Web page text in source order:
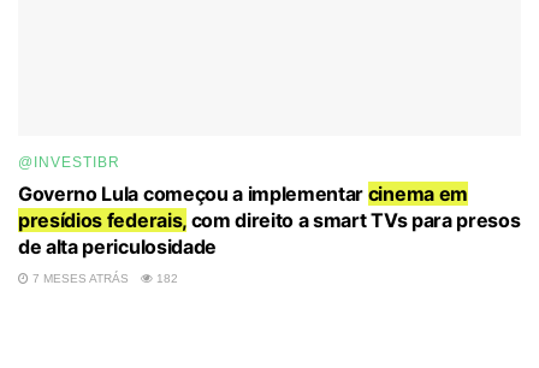
@INVESTIBR
Governo Lula começou a implementar cinema em
presídios federais,com direito a smart TVs para presos
de alta periculosidade
7 MESES ATRÁS 182